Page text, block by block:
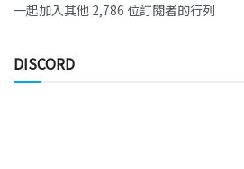
一起加入其他 2,786 位訂閱者的行列
DISCORD